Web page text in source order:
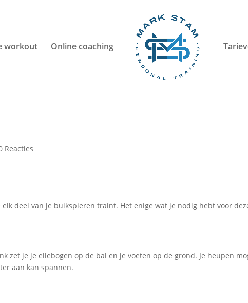
workout Online coaching
Reacties
deel van je buikspieren traint. Het enige wat je nodig hebt voor
zet je je ellebogen op de bal en je voeten op de grond. Je heupen
aan kan spannen.